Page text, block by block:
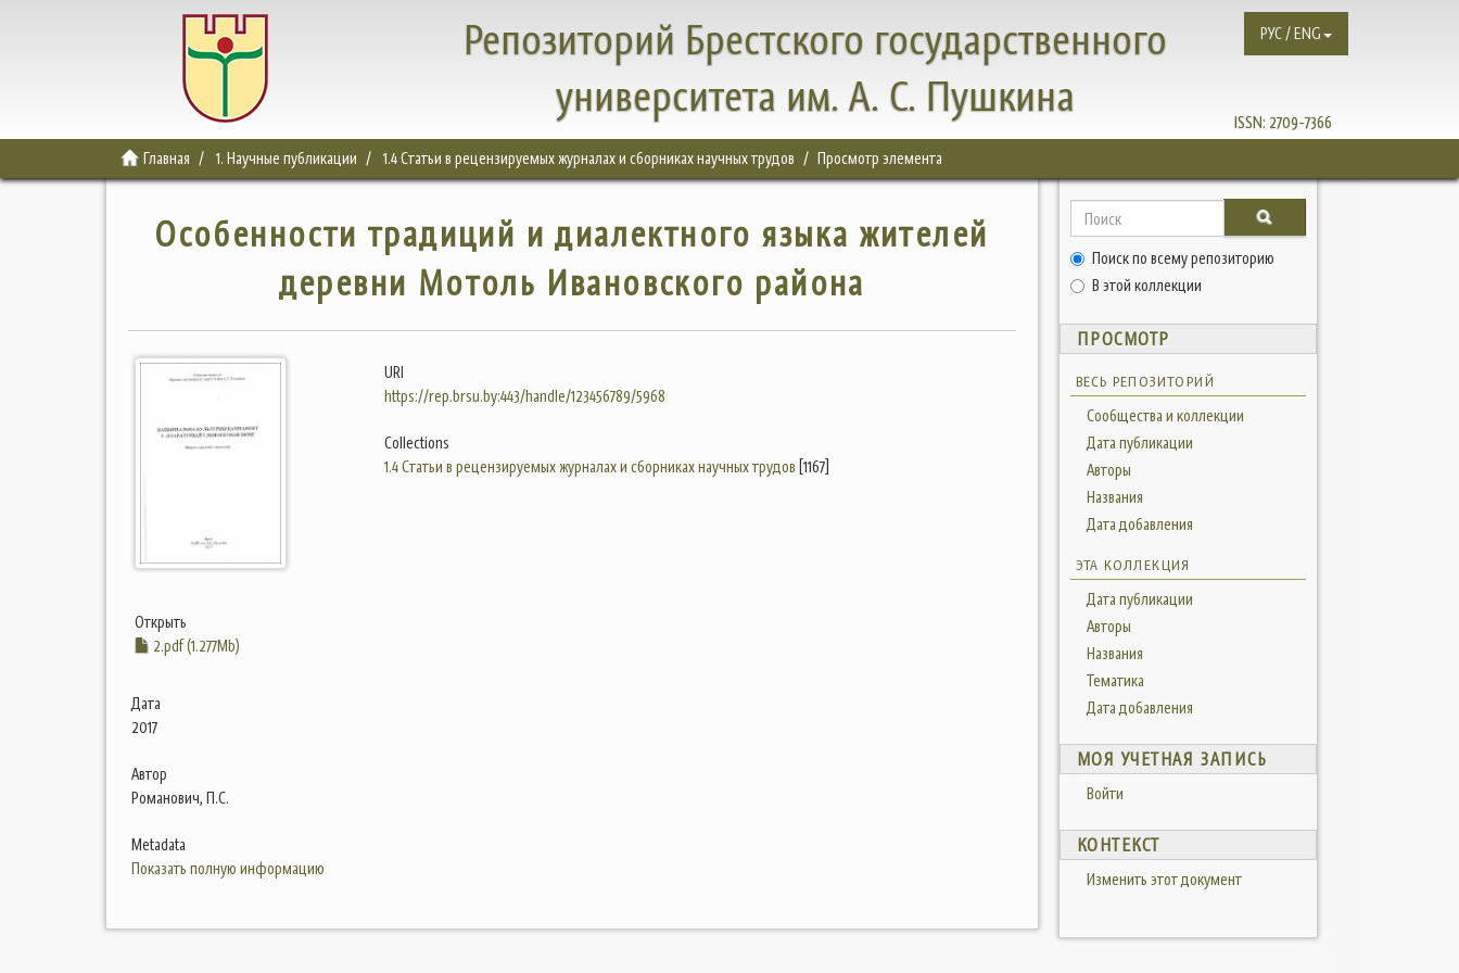
Репозиторий Брестского государственного
университета им. А. С. Пушкина
ISSN: 2709-7366
РУС / ENG
Главная 1. Научные публикации 1.4 Статьи в рецензируемых журналах и сборниках научных трудов Просмотр элемента
Особенности традиций и диалектного языка жителей
деревни Мотоль Ивановского района
Открыть
2.pdf (1.277Mb)
Дата
2017
Автор
Романович, П.С.
Metadata
Показать полную информацию
URI
https://rep.brsu.by:443/handle/123456789/5968
Collections
1.4 Статьи в рецензируемых журналах и сборниках научных трудов [1167]
Поиск по всему репозиторию
В этой коллекции
ПРОСМОТР
ВЕСЬ РЕПОЗИТОРИЙ
Сообщества и коллекции
Дата публикации
Авторы
Названия
Дата добавления
ЭТА КОЛЛЕКЦИЯ
Дата публикации
Авторы
Названия
Тематика
Дата добавления
МОЯ УЧЕТНАЯ ЗАПИСЬ
Войти
КОНТЕКСТ
Изменить этот документ